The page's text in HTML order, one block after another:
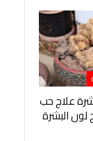
علاج حب
لون البشرة